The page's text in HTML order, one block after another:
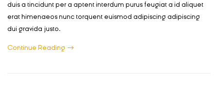
duis a tincidunt per a aptent interdum purus feugiat a id aliquet
erat himenaeos nunc torquent euismod adipiscing adipiscing
dui gravida justo.
Continue Reading